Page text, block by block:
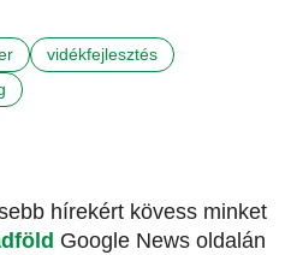
vidékfejlesztés
hírekért kövess minket
Google News oldalán